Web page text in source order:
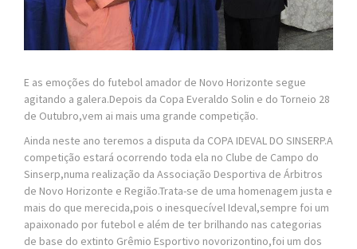
E as emoções do futebol amador de Novo Horizonte segue
agitando a galera.Depois da Copa Everaldo Solin e do Torneio 28
de Outubro,vem ai mais uma grande competição.
Ainda neste ano teremos a disputa da COPA IDEVAL DO SINSERP.A
competição estará ocorrendo toda ela no Clube de Campo do
Sinserp,numa realização da Associação Desportiva de Árbitros
de Novo Horizonte e Região.Trata-se de uma homenagem justa e
mais do que merecida,pois o inesquecível Ideval,sempre foi um
apaixonado por futebol e além de ter brilhando nas categorias
de base do extinto Grêmio Esportivo novorizontino,foi um dos